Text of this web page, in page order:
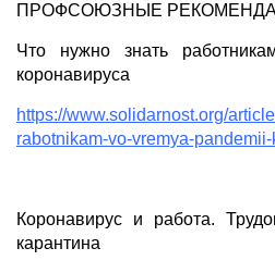
ПРОФСОЮЗНЫЕ
Что нужно знать
коронавируса
https://www.solidarnost.org/
rabotnikam-vo-vremya-
Коронавирус и работа.
карантина